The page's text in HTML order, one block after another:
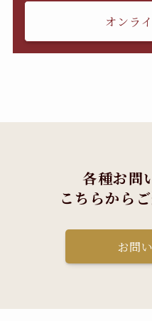
オンラ
各種お問
こちらから
お問